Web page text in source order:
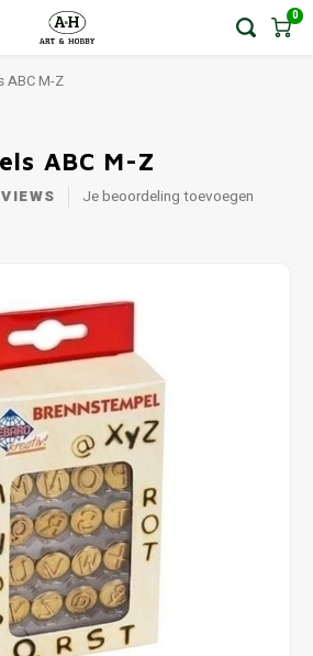
0
ABC M-Z
ABC M-Z
Je beoordeling toevoegen